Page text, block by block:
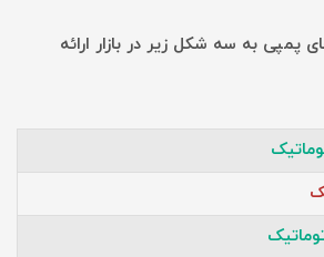
پمپی به سه شکل زیر در بازار ارائه